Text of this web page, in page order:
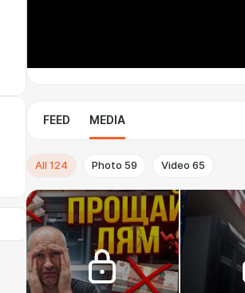
FEED MEDIA
All 124 Photo 59 Video 65